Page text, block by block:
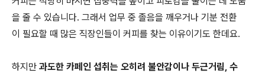
을 줄 수 있습니다. 그래서 업무 중 졸음을 깨우거나 기분 전환
이 필요할 때 많은 직장인들이 커피를 찾는 이유이기도 한데요.
하지만 과도한 카페인 섭취는 오히려 불안감이나 두근거림, 수